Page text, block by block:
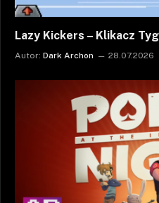
Lazy Kickers – Klikacz
Autor: Dark Archon 28.07.2026